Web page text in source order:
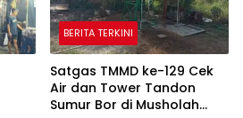
BERITA TERKINI
Satgas TMMD ke-129 Cek
Air dan Tower Tandon
Sumur Bor di Musholah